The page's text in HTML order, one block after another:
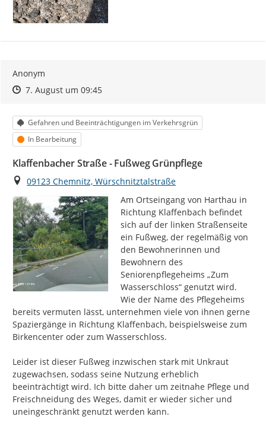
Anonym
Zeitpunkt des Erstellens
Zeitpunkt des Erstellens
7. August um 09:45Zur Äußerung
Kategorie
Gefahren und Beeinträchtigungen im Verkehrsgrün
Status
In Bearbeitung
Klaffenbacher Straße - Fußweg Grünpflege
Ort
09123 Chemnitz, Würschnitztalstraße
Am Ortseingang von Harthau in
Richtung Klaffenbach befindet
sich auf der linken Straßenseite
ein Fußweg, der regelmäßig von
den Bewohnerinnen und
Bewohnern des
Seniorenpflegeheims „Zum
Wasserschloss“ genutzt wird.
Wie der Name des Pflegeheims
bereits vermuten lässt, unternehmen viele von ihnen gerne
Spaziergänge in Richtung Klaffenbach, beispielsweise zum
Birkencenter oder zum Wasserschloss.
Leider ist dieser Fußweg inzwischen stark mit Unkraut
zugewachsen, sodass seine Nutzung erheblich
beeinträchtigt wird. Ich bitte daher um zeitnahe Pflege und
Freischneidung des Weges, damit er wieder sicher und
uneingeschränkt genutzt werden kann.